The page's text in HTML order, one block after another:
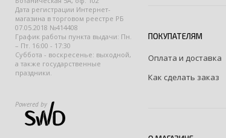
Дата регистрации Интернет-
магазина в торговом реестре РБ
07.05.2018 №414408
График работы пункта выдачи: Пн.
– Пт. 16:00 - 17:30
Суббота - воскресенье: выходной,
а также государственные
праздники.
Powered by
ПОКУПАТЕЛЯМ
Оплата и доставка
Как сделать заказ